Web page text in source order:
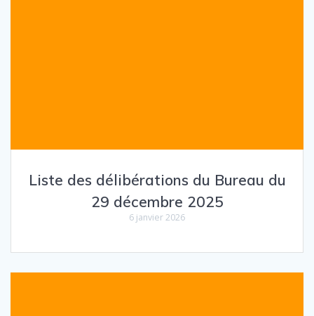
Liste des délibérations du Bureau du
29 décembre 2025
6 janvier 2026